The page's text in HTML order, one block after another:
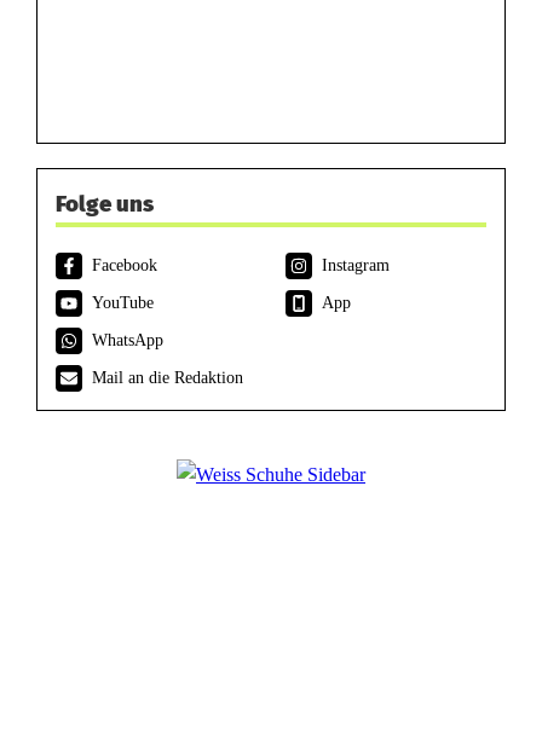
Folge uns
Facebook
Instagram
YouTube
App
WhatsApp
Mail an die Redaktion